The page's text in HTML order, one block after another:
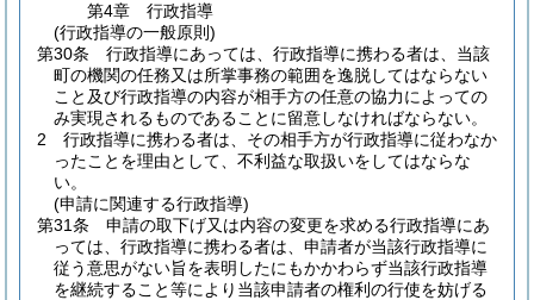
第4章
行政指導
(行政指導の一般原則)
第30条
行政指導にあっては、行政指導に携わる者は、当該
町の機関の任務又は所掌事務の範囲を逸脱してはならない
こと及び行政指導の内容が相手方の任意の協力によっての
み実現されるものであることに留意しなければならない。
2
行政指導に携わる者は、その相手方が行政指導に従わなか
ったことを理由として、不利益な取扱いをしてはならな
い。
(申請に関連する行政指導)
第31条
申請の取下げ又は内容の変更を求める行政指導にあ
っては、行政指導に携わる者は、申請者が当該行政指導に
従う意思がない旨を表明したにもかかわらず当該行政指導
を継続すること等により当該申請者の権利の行使を妨げる